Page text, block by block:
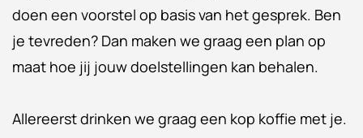
doen een voorstel op basis van het gesprek. Ben
je tevreden? Dan maken we graag een plan op
maat hoe jij jouw doelstellingen kan behalen.
Allereerst drinken we graag een kop koffie met je.